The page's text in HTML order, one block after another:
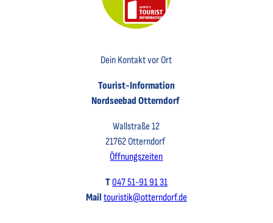
Dein Kontakt vor Ort
Tourist-Information
Nordseebad Otterndorf
Wallstraße 12
21762 Otterndorf
Öffnungszeiten
T047 51-91 91 31
Mail touristik@otterndorf.de